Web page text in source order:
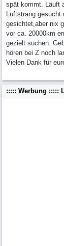
spät kommt. Läuft
Luftstrang gesucht
gesichtet,aber nix
vor ca. 20000km
gezielt suchen.
hören bei Z noch
Vielen Dank für
::::: Werbung :::::